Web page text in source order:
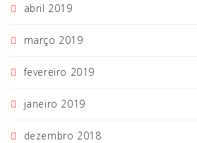
abril 2019
março 2019
fevereiro 2019
janeiro 2019
dezembro 2018